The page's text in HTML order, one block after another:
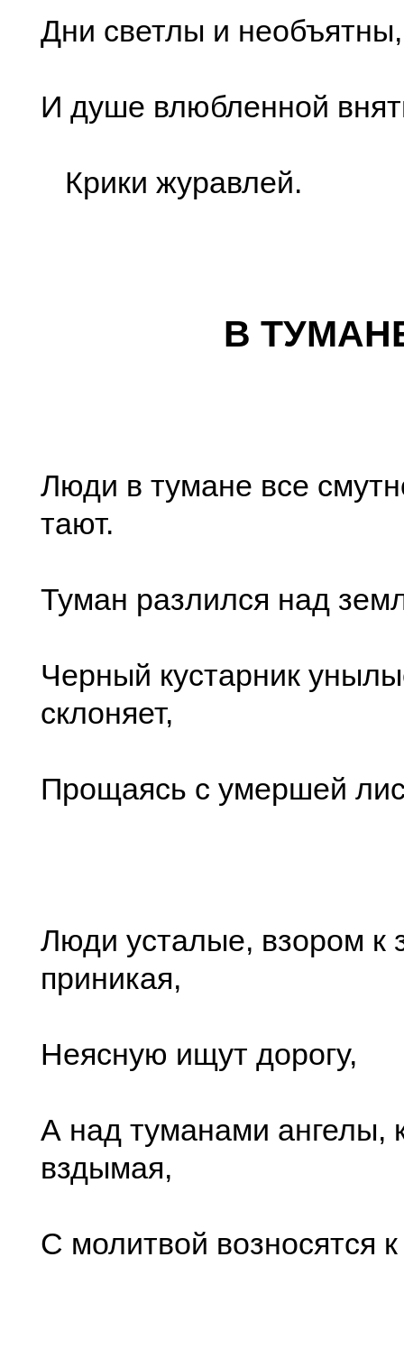
Дни светлы и необъятны,
И душе влюбленной
Крики журавлей.
В
Люди в тумане все
тают.
Туман разлился над
Черный кустарник
склоняет,
Прощаясь с умершей
Люди усталые, взором к
приникая,
Неясную ищут дорогу,
А над туманами ангелы,
вздымая,
С молитвой возносятся к